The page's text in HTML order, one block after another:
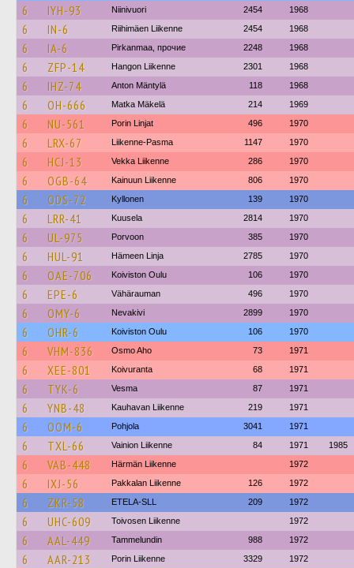
6 IYH-93 Niinivuori 2454 1968
6 IN-6 Riihimäen Liikenne 2454 1968
6 IA-6 Pirkanmaa, прочие 2248 1968
6 ZFP-14 Hangon Liikenne 2301 1968
6 IHZ-74 Anton Mäntylä 118 1968
6 OH-666 Matka Mäkelä 214 1969
6 NU-561 Porin Linjat 496 1970
6 LRX-67 Liikenne-Pasma 1147 1970
6 HCJ-13 Vekka Liikenne 286 1970
6 OGB-64 Kainuun Liikenne 806 1970
6 ODS-72 Kyllonen 139 1970
6 LRR-41 Kuusela 2814 1970
6 UL-975 Porvoon 385 1970
6 HUL-91 Hämeen Linja 2785 1970
6 OAE-706 Koiviston Oulu 106 1970
6 EPE-6 Vähärauman 496 1970
6 OMY-6 Nevakivi 2899 1970
6 OHR-6 Koiviston Oulu 106 1970
6 VHM-836 Osmo Aho 73 1971
6 XEE-801 Koivuranta 68 1971
6 TYK-6 Vesma 87 1971
6 YNB-48 Kauhavan Liikenne 219 1971
6 OOM-6 Pohjola 3041 1971
6 TXL-66 Vainion Liikenne 84 1971 1985
6 VAB-448 Härmän Liikenne 1972
6 IXJ-56 Pakkalan Liikenne 126 1972
6 ZKR-58 ETELA-SLL 209 1972
6 UHC-609 Toivosen Liikenne 1972
6 AAL-449 Tammelundin 988 1972
6 AAR-213 Porin Liikenne 3329 1972